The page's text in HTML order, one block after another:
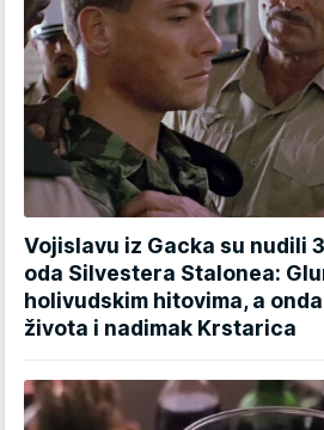
Vojislavu iz Gacka su nudili
oda Silvestera Stalonea:
holivudskim hitovima, a
života i nadimak Krstarica